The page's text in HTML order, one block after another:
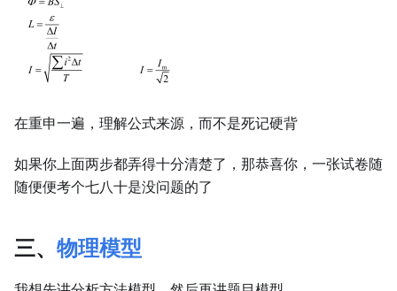
在重申一遍，理解公式来源，而不是死记硬背
如果你上面两步都弄得十分清楚了，那恭喜你，一张试卷随
随便便考个七八十是没问题的了
三、 物理模型